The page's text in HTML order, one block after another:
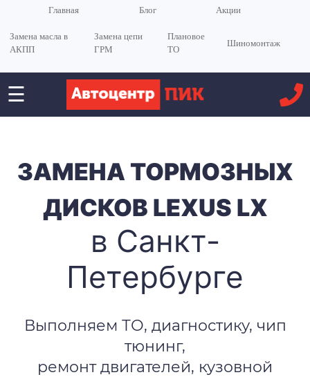
Главная Блог Акции
Замена масла в
АКПП
Замена цепи
ГРМ
Плановое
ТО
Шиномонтаж
☰
ЗАМЕНА ТОРМОЗНЫХ
ДИСКОВ LEXUS LX
в Санкт-
Петербурге
Выполняем ТО, диагностику, чип
тюнинг,
ремонт двигателей, кузовной